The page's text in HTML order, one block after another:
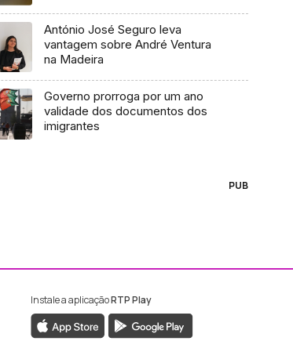
António José Seguro leva
vantagem sobre André Ventura
na Madeira
Governo prorroga por um ano
validade dos documentos dos
imigrantes
PUB
RTP Madeira
da RTP Madeira
Instale a aplicaçãoRTP Play